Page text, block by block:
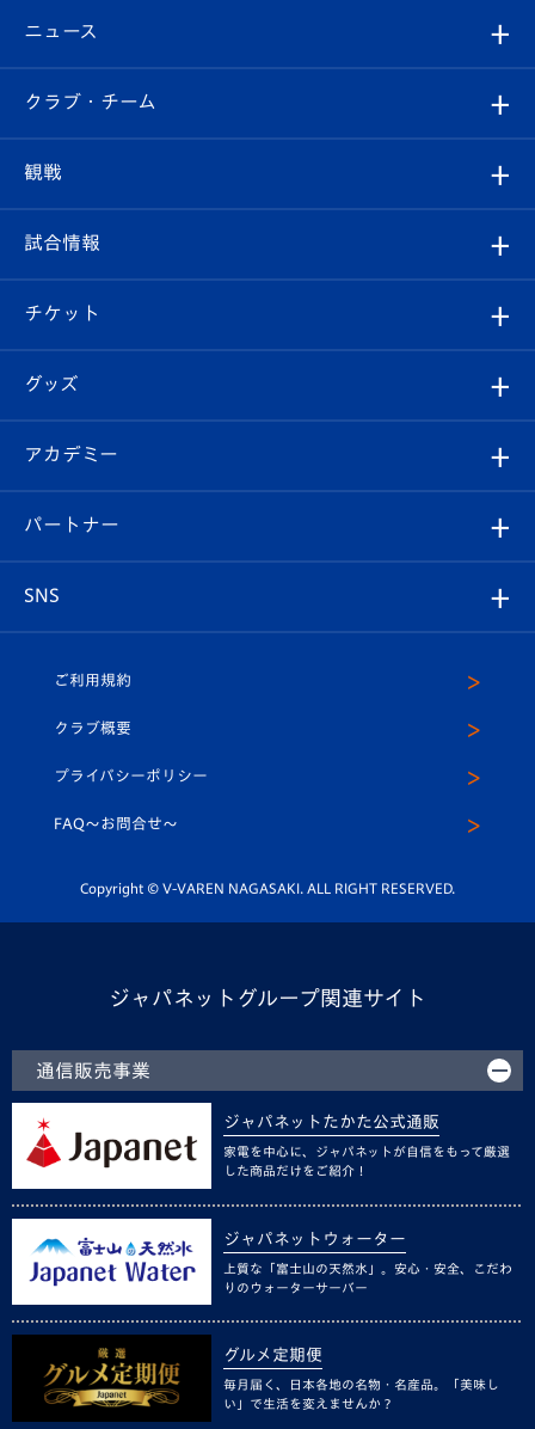
ニュース
すべて
クラブ
試合情報
チケット
イベント
メディア
ホームタウン
クラブ・チーム
クラブ概要
エンブレム紹介
スタッフプロフィール
マスコット紹介
平和祈念活動
ホームタウン活動
観戦
観戦ルール
はじめての観戦ガイド
Revive Team
ヴィヴィくんの長崎おもてなしガイド
試合情報
試合日程/結果
フォトギャラリー
スタジアムグルメ
チケット
チケット
V-LOVERS（ファンクラブ）
プレイヤーズスイート
グッズ
オンラインショップ
店舗情報
アカデミー
育成からのお知らせ
U-18
スクール
パートナー
SNS
ヴィヴィくんインスタグラム
公式LINE＠
ご利用規約
クラブ概要
プライバシーポリシー
FAQ〜お問合せ〜
Copyright © V-VAREN NAGASAKI. ALL RIGHT RESERVED.
ジャパネットグループ関連サイト
通信販売事業
ジャパネットたかた公式通販
家電を中心に、ジャパネットが自信をもって厳選
した商品だけをご紹介！
ジャパネットウォーター
上質な「富士山の天然水」。安心・安全、こだわ
りのウォーターサーバー
グルメ定期便
毎月届く、日本各地の名物・名産品。「美味し
い」で生活を変えませんか？